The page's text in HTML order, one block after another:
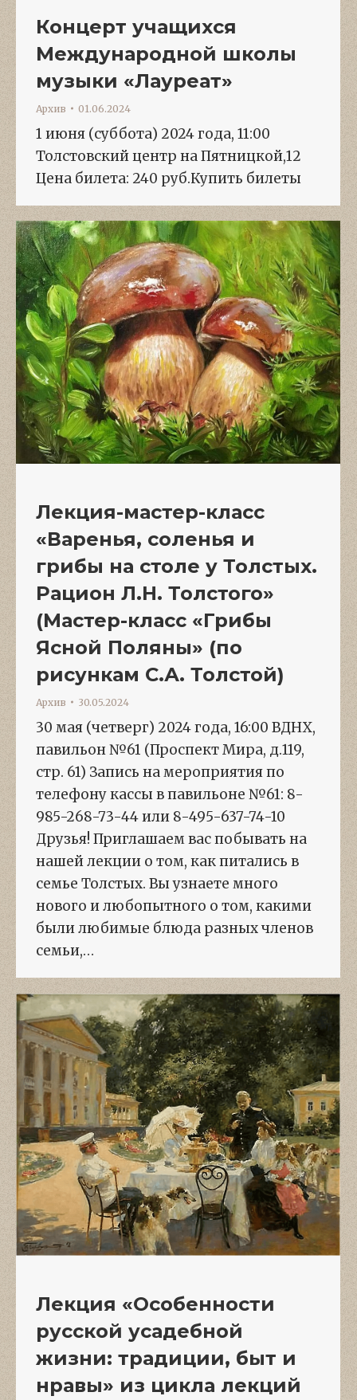
Концерт учащихся
Международной школы
музыки «Лауреат»
Архив 01.06.2024
1 июня (суббота) 2024 года, 11:00
Толстовский центр на Пятницкой,12
Цена билета: 240 руб.Купить билеты
Лекция-мастер-класс
«Варенья, соленья и
грибы на столе у Толстых.
Рацион Л.Н. Толстого»
(Мастер-класс «Грибы
Ясной Поляны» (по
рисункам С.А. Толстой)
Архив 30.05.2024
30 мая (четверг) 2024 года, 16:00 ВДНХ,
павильон №61 (Проспект Мира, д.119,
стр. 61) Запись на мероприятия по
телефону кассы в павильоне №61: 8-
985-268-73-44 или 8-495-637-74-10
Друзья! Приглашаем вас побывать на
нашей лекции о том, как питались в
семье Толстых. Вы узнаете много
нового и любопытного о том, какими
были любимые блюда разных членов
семьи,…
Лекция «Особенности
русской усадебной
жизни: традиции, быт и
нравы» из цикла лекций